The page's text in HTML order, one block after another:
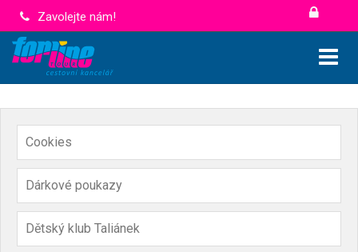
Zavolejte nám!
Cookies
Dárkové poukazy
Dětský klub Taliánek